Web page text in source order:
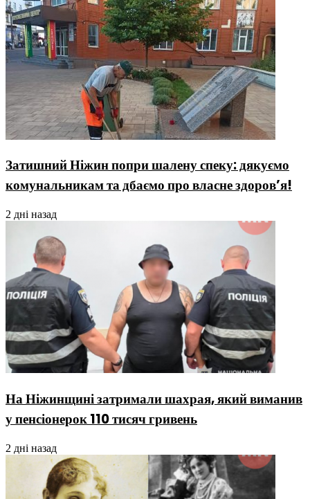
Затишний Ніжин попри шалену спеку: дякуємо
комунальникам та дбаємо про власне здоров’я!
2 дні назад
На Ніжинщині затримали шахрая, який виманив
у пенсіонерок 110 тисяч гривень
2 дні назад